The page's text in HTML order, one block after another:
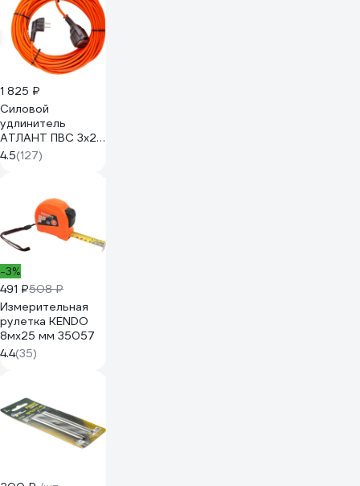
1 825 ₽
Силовой
удлинитель
АТЛАНТ ПВС 3x2.5
10 м Атом 40142
4.5(127)
-3%
491 ₽508 ₽
Измерительная
рулетка KENDO
8мх25 мм 35057
4.4(35)